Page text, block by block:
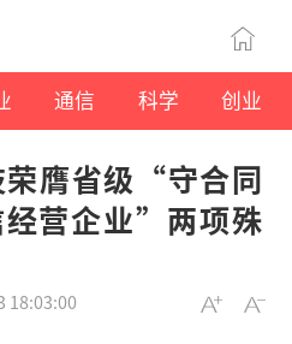
通信 科学 创业
荣膺省级“守合同
营企业”两项殊
18:03:00